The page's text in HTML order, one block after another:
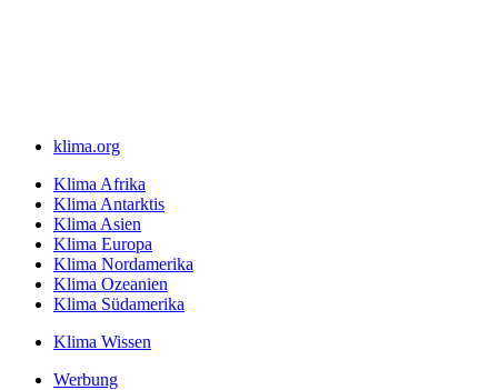
klima.org
Klima Afrika
Klima Antarktis
Klima Asien
Klima Europa
Klima Nordamerika
Klima Ozeanien
Klima Südamerika
Klima Wissen
Werbung